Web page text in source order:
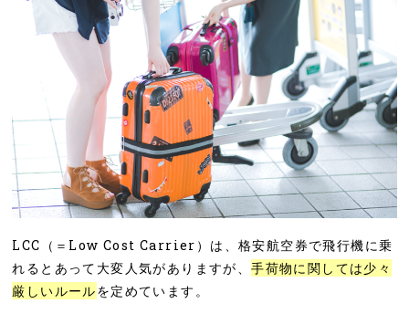
LCC（＝Low Cost Carrier）は、格安航空券で飛行機に乗
れるとあって大変人気がありますが、手荷物に関しては少々
厳しいルールを定めています。